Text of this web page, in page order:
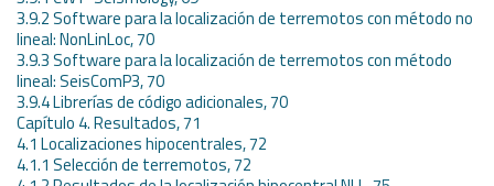
3.9.2 Software para la localización de terremotos con método no
lineal: NonLinLoc, 70
3.9.3 Software para la localización de terremotos con método
lineal: SeisComP3, 70
3.9.4 Librerías de código adicionales, 70
Capítulo 4. Resultados, 71
4.1 Localizaciones hipocentrales, 72
4.1.1 Selección de terremotos, 72